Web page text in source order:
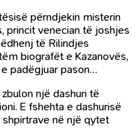
përndjekin misterin
princit venecian të joshjes
të Rilindjes
biografët e Kazanovës,
padëgjuar pason…
një dashuri të
E fshehta e dashurisë
në një qytet